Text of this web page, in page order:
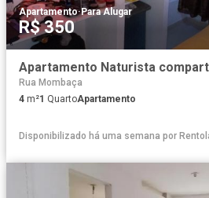
Apartamento·Para Alugar
R$ 350
Apartamento Naturista
Rua Mombaça
4 m²1 QuartoApartamento
Disponibilizado há uma semana por